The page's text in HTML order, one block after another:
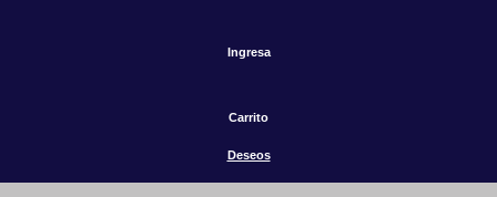
Ingresa
Carrito
Deseos